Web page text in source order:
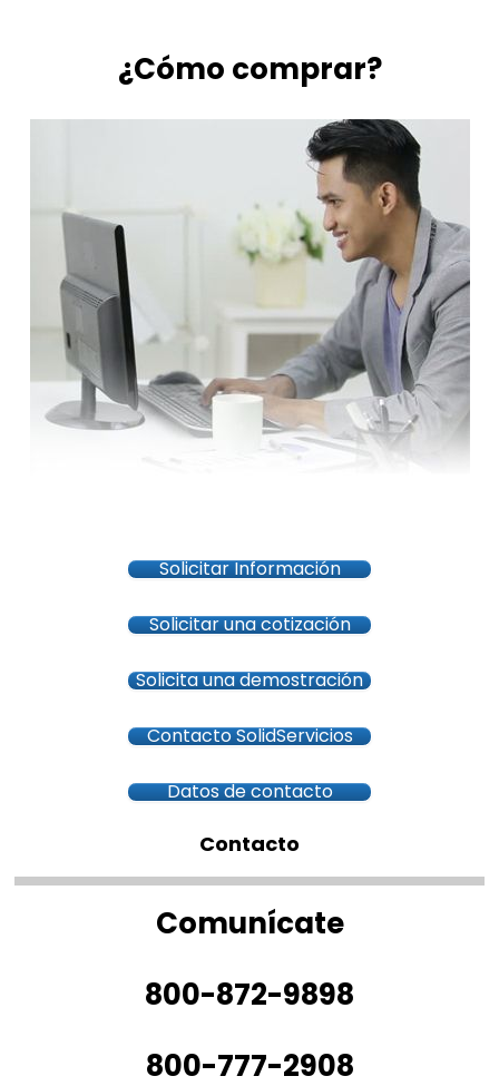
¿Cómo comprar?
Solicitar Información
Solicitar una cotización
Solicita una demostración
Contacto SolidServicios
Datos de contacto
Contacto
Comunícate
800-872-9898
800-777-2908